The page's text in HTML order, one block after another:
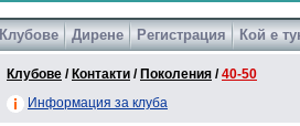
Games
Клубове Дирене Регистрация Кой е
Клубове / Контакти / Поколения /40-50
Информация за клуба